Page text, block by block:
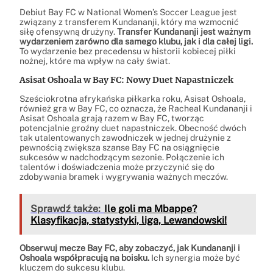
Debiut Bay FC w National Women’s Soccer League jest
związany z transferem Kundananji, który ma wzmocnić
siłę ofensywną drużyny.Transfer Kundananji jest ważnym
wydarzeniem zarówno dla samego klubu, jak i dla całej ligi.
To wydarzenie bez precedensu w historii kobiecej piłki
nożnej, które ma wpływ na cały świat.
Asisat Oshoala w Bay FC: Nowy Duet Napastniczek
Sześciokrotna afrykańska piłkarka roku, Asisat Oshoala,
również gra w Bay FC, co oznacza, że Racheal Kundananji i
Asisat Oshoala grają razem w Bay FC, tworząc
potencjalnie groźny duet napastniczek. Obecność dwóch
tak utalentowanych zawodniczek w jednej drużynie z
pewnością zwiększa szanse Bay FC na osiągnięcie
sukcesów w nadchodzącym sezonie. Połączenie ich
talentów i doświadczenia może przyczynić się do
zdobywania bramek i wygrywania ważnych meczów.
Sprawdź także: Ile goli ma Mbappe?
Klasyfikacja, statystyki, liga, Lewandowski!
Obserwuj mecze Bay FC, aby zobaczyć, jak Kundananji i
Oshoala współpracują na boisku. Ich synergia może być
kluczem do sukcesu klubu.